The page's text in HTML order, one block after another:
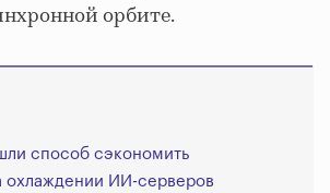
орбите.
способ сэкономить
охлаждении ИИ-серверов